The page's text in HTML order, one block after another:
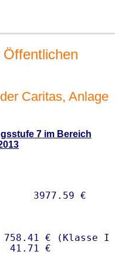
Caritas, Anlage
7 im Bereich
€ (Klasse I)
41.71 €